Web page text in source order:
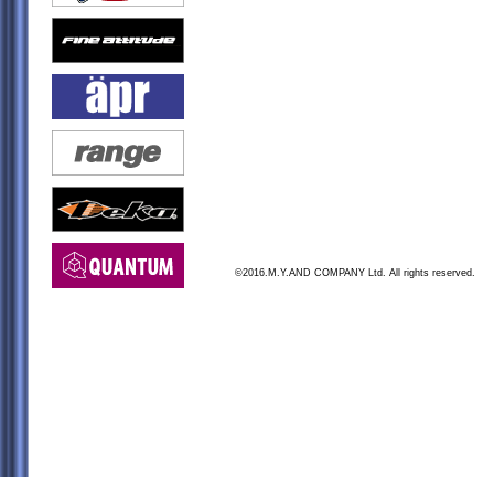
©2016.M.Y.AND COMPANY Ltd. All rights reserved.